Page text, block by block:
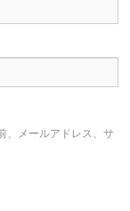
、メールアドレス、サ